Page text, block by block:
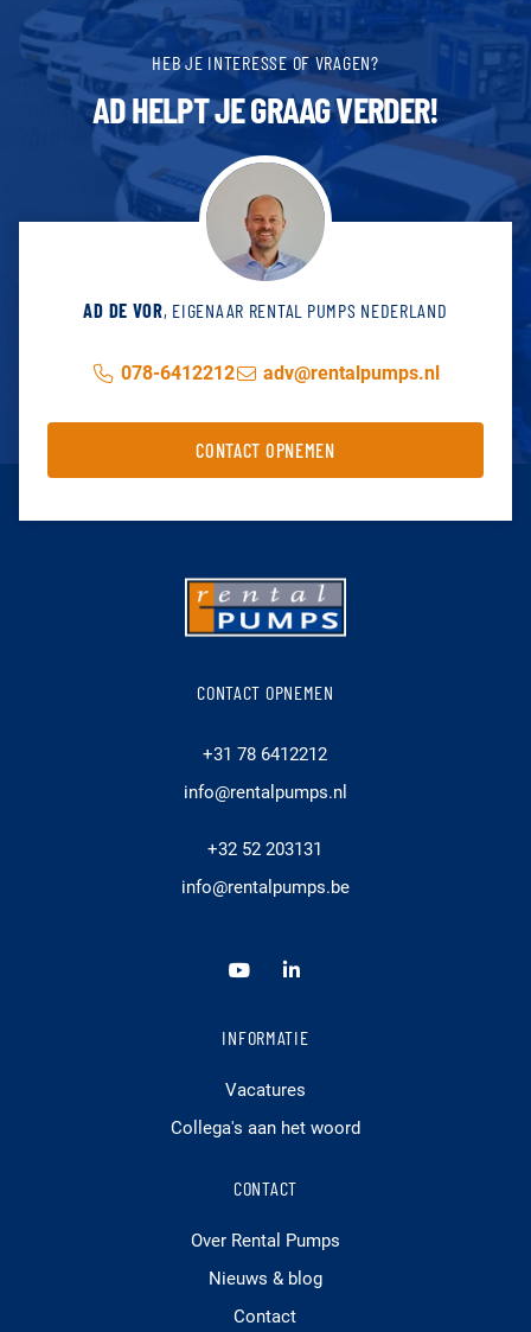
HEB JE INTERESSE OF VRAGEN?
AD HELPT JE GRAAG VERDER!
AD DE VOR, EIGENAAR RENTAL PUMPS NEDERLAND
078-6412212 adv@rentalpumps.nl
CONTACT OPNEMEN
CONTACT OPNEMEN
+31 78 6412212
info@rentalpumps.nl
+32 52 203131
info@rentalpumps.be
INFORMATIE
Vacatures
Collega's aan het woord
CONTACT
Over Rental Pumps
Nieuws & blog
Contact